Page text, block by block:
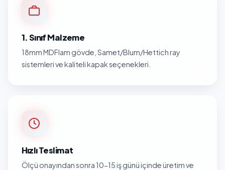
1. Sınıf Malzeme
18mm MDFlam gövde, Samet/Blum/Hettich ray
sistemleri ve kaliteli kapak seçenekleri.
Hızlı Teslimat
Ölçü onayından sonra 10-15 iş günü içinde üretim ve